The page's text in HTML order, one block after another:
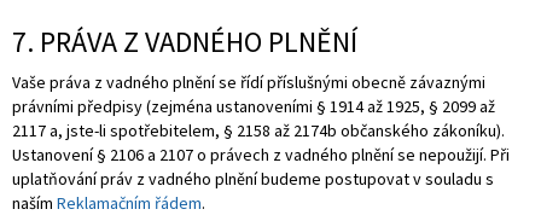
7. PRÁVA Z VADNÉHO PLNĚNÍ
Vaše práva z vadného plnění se řídí příslušnými obecně závaznými
právními předpisy (zejména ustanoveními § 1914 až 1925, § 2099 až
2117 a, jste-li spotřebitelem, § 2158 až 2174b občanského zákoníku).
Ustanovení § 2106 a 2107 o právech z vadného plnění se nepoužijí. Při
uplatňování práv z vadného plnění budeme postupovat v souladu s
naším Reklamačním řádem.